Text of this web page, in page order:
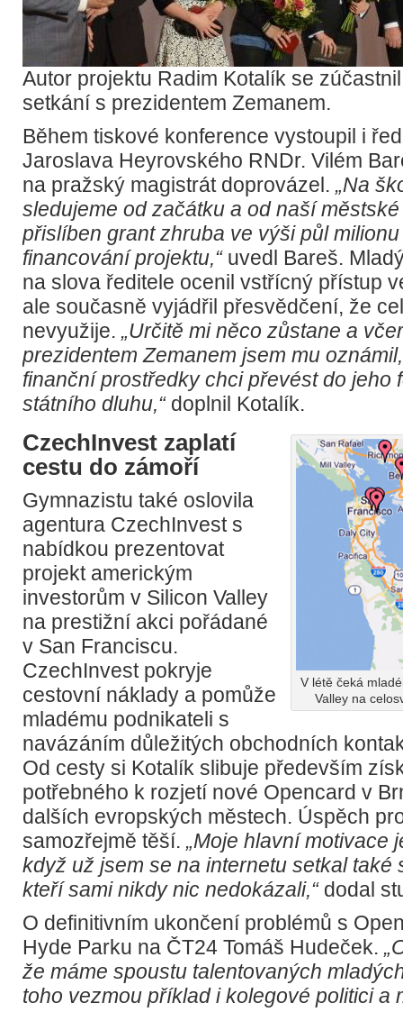
Autor projektu Radim Kotalík se
setkání s prezidentem Zemanem.
Během tiskové konference vystoupil i
Jaroslava Heyrovského RNDr. Vilém
na pražský magistrát doprovázel. „Na
sledujeme od začátku a od naší
přislíben grant zhruba ve výši půl
financování projektu,“uvedl Bareš.
na slova ředitele ocenil vstřícný přístup
ale současně vyjádřil přesvědčení, že
nevyužije. „Určitě mi něco zůstane a
prezidentem Zemanem jsem mu
finanční prostředky chci převést do jeho
státního dluhu,“doplnil Kotalík.
V létě čeká
Valley na
CzechInvest zaplatí
cestu do zámoří
Gymnazistu také oslovila
agentura CzechInvest s
nabídkou prezentovat
projekt americkým
investorům v Silicon Valley
na prestižní akci pořádané
v San Franciscu.
CzechInvest pokryje
cestovní náklady a pomůže
mladému podnikateli s
navázáním důležitých obchodních
Od cesty si Kotalík slibuje především
potřebného k rozjetí nové Opencard v
dalších evropských městech. Úspěch
samozřejmě těší. „Moje hlavní motivace
když už jsem se na internetu setkal také
kteří sami nikdy nic nedokázali,“dodal
O definitivním ukončení problémů s
Hyde Parku na ČT24 Tomáš Hudeček.
že máme spoustu talentovaných
toho vezmou příklad i kolegové politici a